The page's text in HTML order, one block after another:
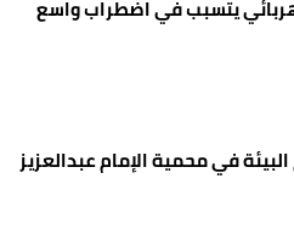
يتسبب في اضطراب واسع
في محمية الإمام عبدالعزيز